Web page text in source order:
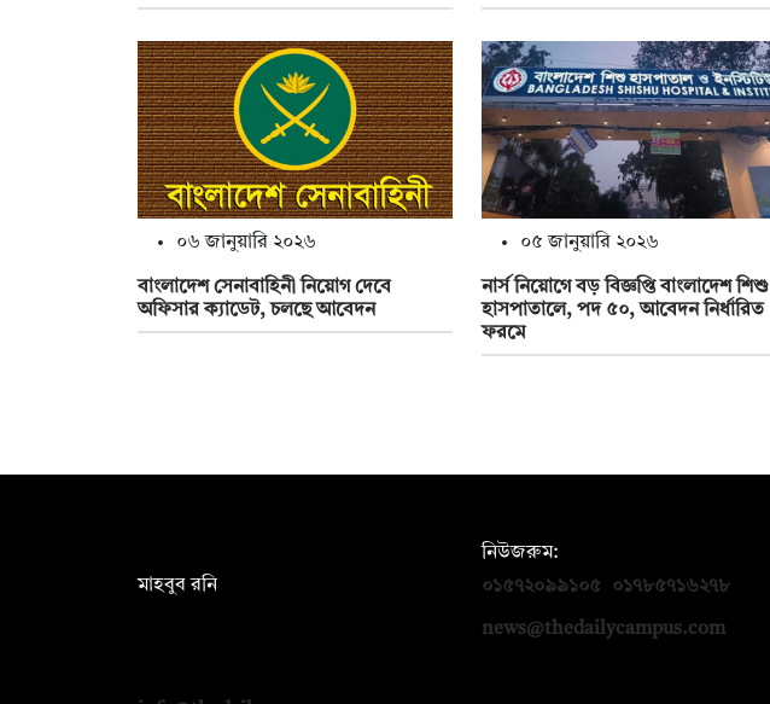
০৬ জানুয়ারি ২০২৬
বাংলাদেশ সেনাবাহিনী নিয়োগ দেবে
অফিসার ক্যাডেট, চলছে আবেদন
০৫ জানুয়ারি ২০২৬
নার্স নিয়োগে বড় বিজ্ঞপ্তি বাংলাদেশ শিশু
হাসপাতালে, পদ ৫০, আবেদন নির্ধারিত
ফরমে
মাহবুব রনি
নিউজরুম:
০১৫৭২০৯৯১০৫
০১৭৮৫৭১৬২৭৮
news@thedailycampus.com